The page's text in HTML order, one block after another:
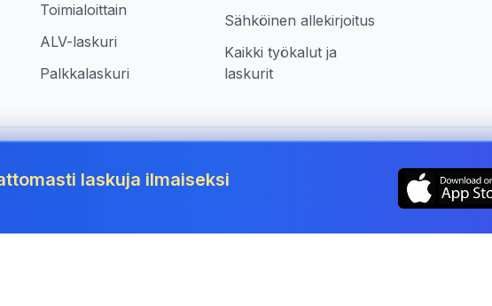
Toimialoittain
ALV-laskuri
Palkkalaskuri
Sähköinen allekirjoitus
Kaikki työkalut ja
laskurit
maassa Finlandlaskuja ilmaiseksi